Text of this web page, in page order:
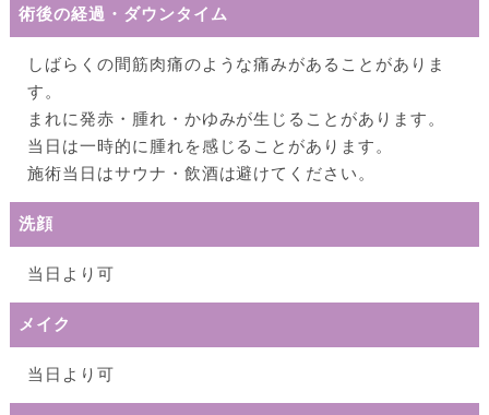
術後の経過・ダウンタイム
しばらくの間筋⾁痛のような痛みがあることがありま
す。
まれに発⾚・腫れ・かゆみが⽣じることがあります。
当⽇は⼀時的に腫れを感じることがあります。
施術当⽇はサウナ・飲酒は避けてください。
洗顔
当⽇より可
メイク
当⽇より可